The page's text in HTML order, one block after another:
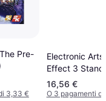
Pre-
3,33 €
Electronic Arts
Effect 3
Tedesca,
ITA PlayStation
16,56 €
O 3 pagamenti